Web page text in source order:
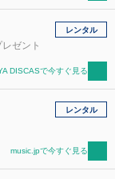
ゼント
レンタル
DISCASで今すぐ見る
レンタル
music.jpで今すぐ見る